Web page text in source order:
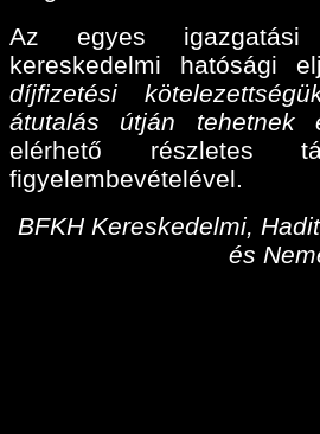
Az egyes igazgatási
kereskedelmi hatósági
díjfizetési
átutalás útján tehetnek
elérhető részletes
figyelembevételével.
BFKH Kereskedelmi,
és